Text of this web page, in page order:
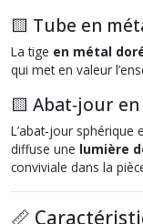
🟨 Tube en
La tige en métal
qui met en valeur
🟨 Abat‑jour
L’abat‑jour sphérique
diffuse une lumière
conviviale dans la
📏